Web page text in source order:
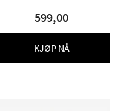
599,00
KJØP NÅ